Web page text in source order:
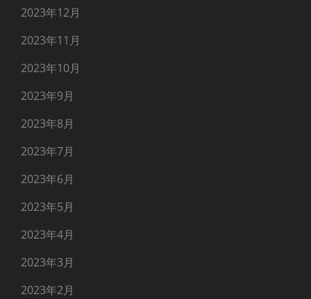
2023年12月
2023年11月
2023年10月
2023年9月
2023年8月
2023年7月
2023年6月
2023年5月
2023年4月
2023年3月
2023年2月